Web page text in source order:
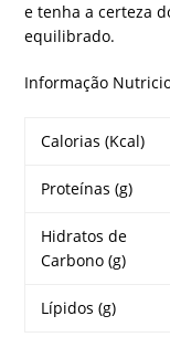
e tenha a certeza
equilibrado.
Informação
Calorias (Kcal)
Proteínas (g)
Hidratos de
Carbono (g)
Lípidos (g)